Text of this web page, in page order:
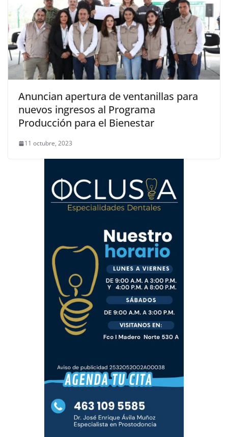
Anuncian apertura de ventanillas para
nuevos ingresos al Programa
Producción para el Bienestar
11 octubre, 2023